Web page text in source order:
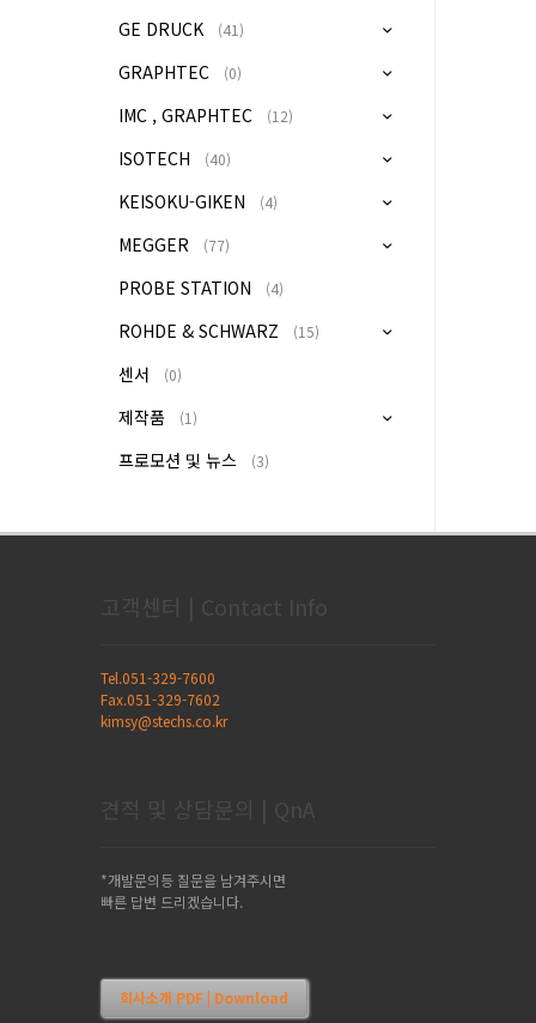
GE DRUCK (41)
GRAPHTEC (0)
IMC , GRAPHTEC (12)
ISOTECH (40)
KEISOKU-GIKEN (4)
MEGGER (77)
PROBE STATION (4)
ROHDE & SCHWARZ (15)
센서 (0)
제작품 (1)
프로모션 및 뉴스 (3)
고객센터 | Contact Info
Tel.051-329-7600
Fax.051-329-7602
kimsy@stechs.co.kr
견적 및 상담문의 | QnA
*개발문의등 질문을 남겨주시면
빠른 답변 드리겠습니다.
회사소개 PDF | Download